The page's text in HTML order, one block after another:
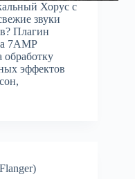
Хорус с
звуки
Плагин
7AMP
обработку
эффектов